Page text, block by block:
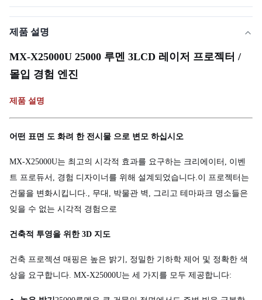
제품 설명
MX-X25000U 25000 루멘 3LCD 레이저 프로젝터 /
몰입 경험 엔진
제품 설명
어떤 표면 도 화려 한 전시물 으로 변모 하십시오
MX-X25000U는 최고의 시각적 효과를 요구하는 크리에이터, 이벤
트 프로듀서, 경험 디자이너를 위해 설계되었습니다.이 프로젝터는
건물을 변화시킵니다., 무대, 박물관 벽, 그리고 테마파크 명소들은
잊을 수 없는 시각적 경험으로
건축적 투영을 위한 3D 지도
건축 프로젝션 매핑은 높은 밝기, 정밀한 기하학 제어 및 정확한 색
상을 요구합니다. MX-X25000U는 세 가지를 모두 제공합니다: